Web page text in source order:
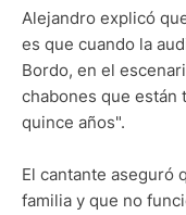
Alejandro explicó
es que cuando la
Bordo, en el
chabones que están
quince años".
El cantante aseguró
familia y que no